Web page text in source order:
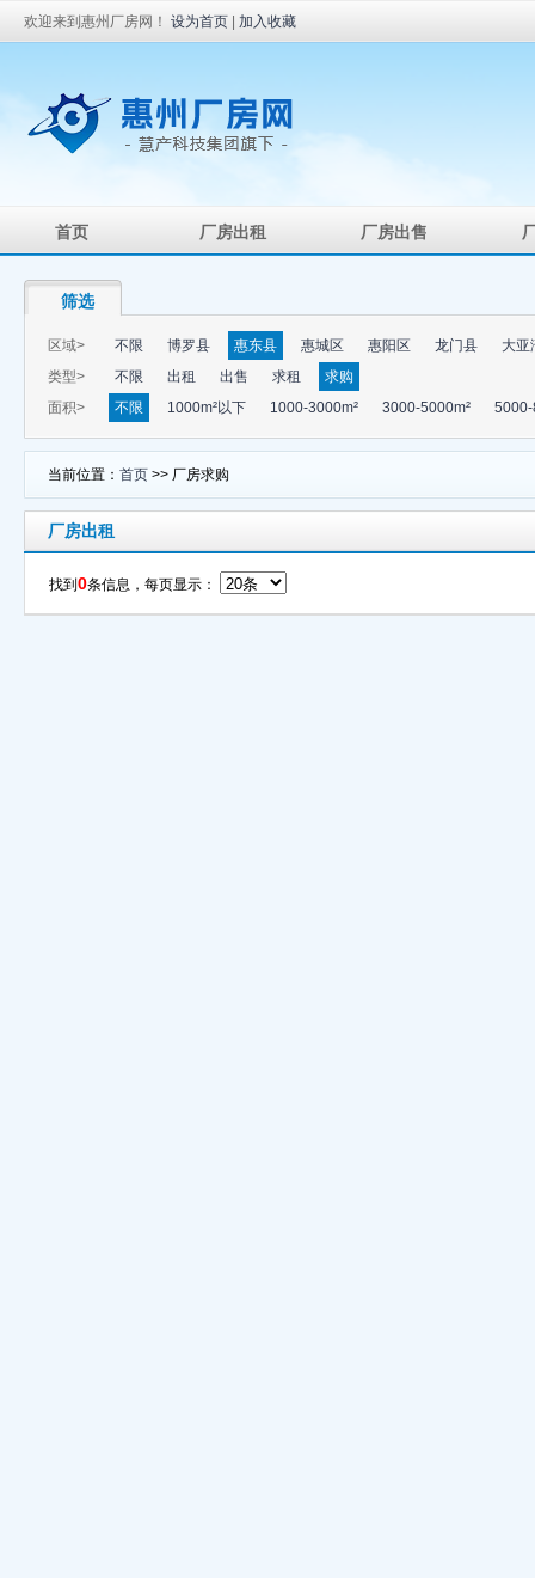
欢迎来到惠州厂房网！ 设为首页 加入收藏
首页 厂房出租 厂房出售
筛选
区域> 不限 博罗县 惠东县 惠城区 惠阳区 龙门县
大亚
类型>
不限 出租 出售 求租
求购
面积>
不限 1000m²以下 1000-3000m² 3000-5000m² 5000-
当前位置： 首页 >> 厂房求购
厂房出租
找到 0条信息，每页显示：